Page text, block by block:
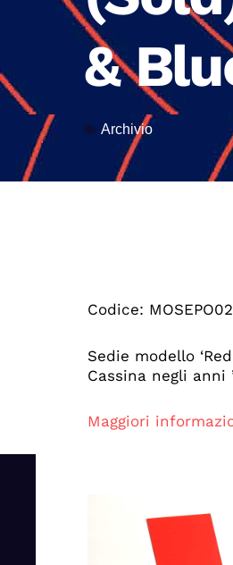
&
Archivio
Codice:
Sedie modello
Cassina negli anni
Maggiori